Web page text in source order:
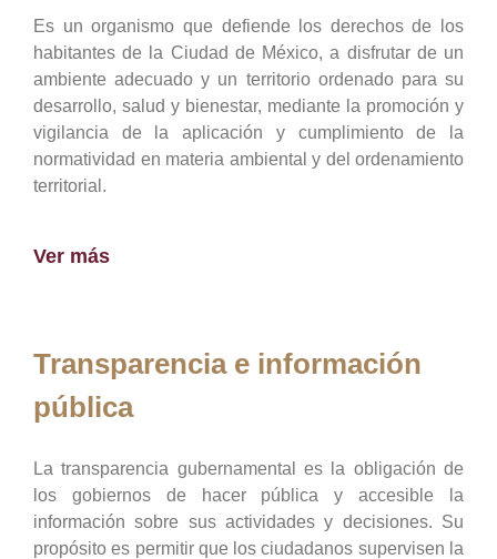
Es un organismo que defiende los derechos de los
habitantes de la Ciudad de México, a disfrutar de un
ambiente adecuado y un territorio ordenado para su
desarrollo, salud y bienestar, mediante la promoción y
vigilancia de la aplicación y cumplimiento de la
normatividad en materia ambiental y del ordenamiento
territorial.
Ver más
Transparencia e información
pública
La transparencia gubernamental es la obligación de
los gobiernos de hacer pública y accesible la
información sobre sus actividades y decisiones. Su
propósito es permitir que los ciudadanos supervisen la